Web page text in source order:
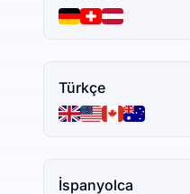
Türkçe
İspanyolca